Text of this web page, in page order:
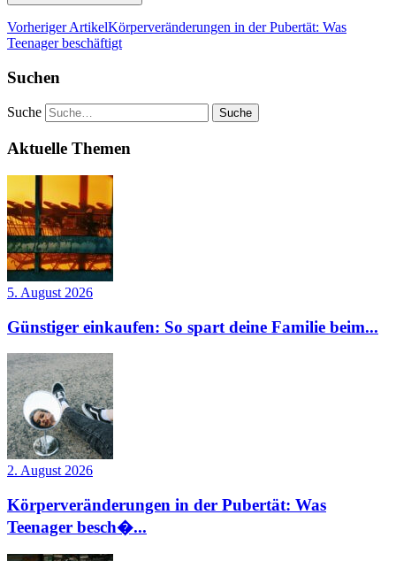
Vorheriger ArtikelKörperveränderungen in der Pubertät: Was
Teenager beschäftigt
Suchen
Suche
Aktuelle Themen
5. August 2026
Günstiger einkaufen: So spart deine Familie beim...
2. August 2026
Körperveränderungen in der Pubertät: Was
Teenager besch�...